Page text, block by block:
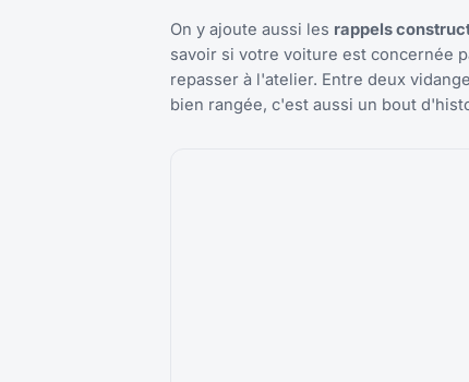
On y ajoute aussi les rappels
savoir si votre voiture est concernée
repasser à l'atelier. Entre deux
bien rangée, c'est aussi un bout